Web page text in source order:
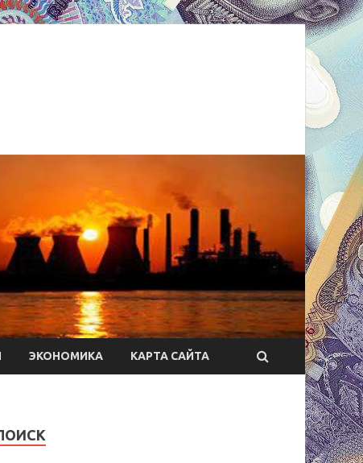
ЭКОНОМИКА КАРТА САЙТА